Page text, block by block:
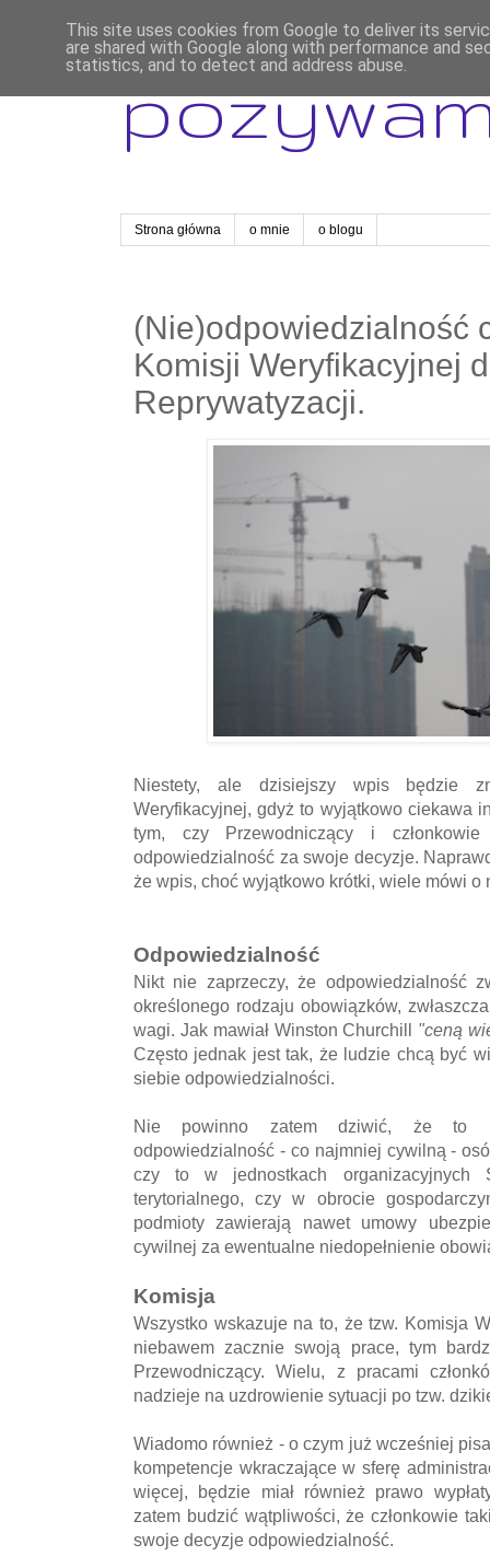
Strona główna o mnie o blogu
(Nie)odpowiedzialność
Komisji Weryfikacyjnej
Reprywatyzacji.
Niestety, ale dzisiejszy wpis będzie
Weryfikacyjnej, gdyż to wyjątkowo ciekawa
tym, czy Przewodniczący i
odpowiedzialność za swoje decyzje.
że wpis, choć wyjątkowo krótki, wiele mówi
Odpowiedzialność
Nikt nie zaprzeczy, że odpowiedzialność
określonego rodzaju obowiązków,
wagi. Jak mawiał Winston Churchill "ceną
Często jednak jest tak, że ludzie chcą być
siebie odpowiedzialności.
Nie powinno zatem dziwić, że to
odpowiedzialność - co najmniej cywilną -
czy to w jednostkach organizacyjnych
terytorialnego, czy w obrocie
podmioty zawierają nawet umowy
cywilnej za ewentualne niedopełnienie
Komisja
Wszystko wskazuje na to, że tzw. Komisja
niebawem zacznie swoją prace, tym
Przewodniczący. Wielu, z pracami
nadzieje na uzdrowienie sytuacji po tzw.
Wiadomo również - o czym już wcześniej
kompetencje wkraczające w sferę
więcej, będzie miał również prawo
zatem budzić wątpliwości, że członkowie
swoje decyzje odpowiedzialność.
This site uses cookies from Google to deliver its
are shared with Google along with performance and
statistics, and to detect and address abuse.